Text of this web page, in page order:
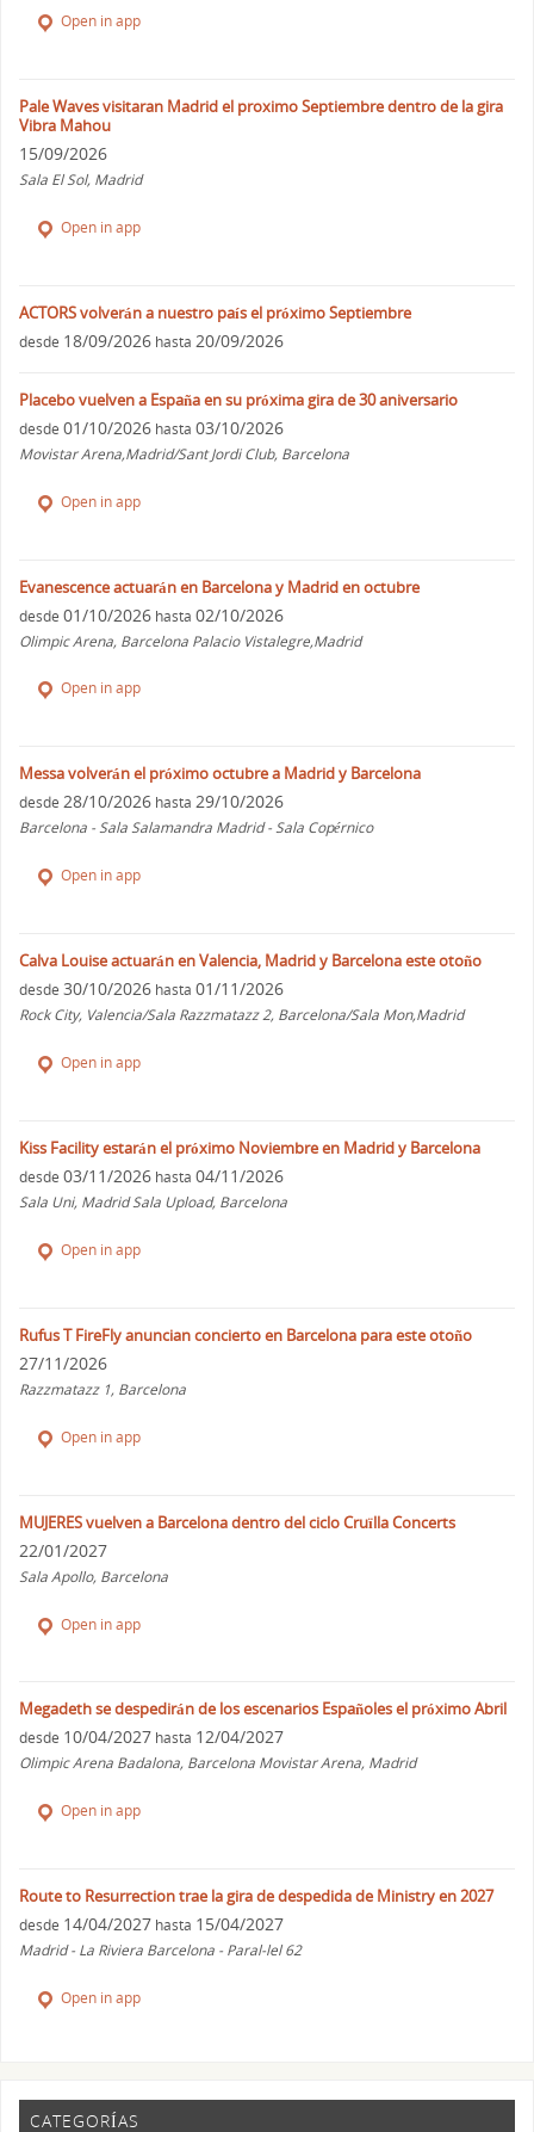
Open in app
Pale Waves visitaran Madrid el proximo Septiembre dentro de la gira
Vibra Mahou
15/09/2026
Sala El Sol, Madrid
Open in app
ACTORS volverán a nuestro país el próximo Septiembre
desde 18/09/2026 hasta 20/09/2026
Placebo vuelven a España en su próxima gira de 30 aniversario
desde 01/10/2026 hasta 03/10/2026
Movistar Arena,Madrid/Sant Jordi Club, Barcelona
Open in app
Evanescence actuarán en Barcelona y Madrid en octubre
desde 01/10/2026 hasta 02/10/2026
Olimpic Arena, Barcelona Palacio Vistalegre,Madrid
Open in app
Messa volverán el próximo octubre a Madrid y Barcelona
desde 28/10/2026 hasta 29/10/2026
Barcelona - Sala Salamandra Madrid - Sala Copérnico
Open in app
Calva Louise actuarán en Valencia, Madrid y Barcelona este otoño
desde 30/10/2026 hasta 01/11/2026
Rock City, Valencia/Sala Razzmatazz 2, Barcelona/Sala Mon,Madrid
Open in app
Kiss Facility estarán el próximo Noviembre en Madrid y Barcelona
desde 03/11/2026 hasta 04/11/2026
Sala Uni, Madrid Sala Upload, Barcelona
Open in app
Rufus T FireFly anuncian concierto en Barcelona para este otoño
27/11/2026
Razzmatazz 1, Barcelona
Open in app
MUJERES vuelven a Barcelona dentro del ciclo Cruïlla Concerts
22/01/2027
Sala Apollo, Barcelona
Open in app
Megadeth se despedirán de los escenarios Españoles el próximo Abril
desde 10/04/2027 hasta 12/04/2027
Olimpic Arena Badalona, Barcelona Movistar Arena, Madrid
Open in app
Route to Resurrection trae la gira de despedida de Ministry en 2027
desde 14/04/2027 hasta 15/04/2027
Madrid - La Riviera Barcelona - Paral-lel 62
Open in app
CATEGORÍAS